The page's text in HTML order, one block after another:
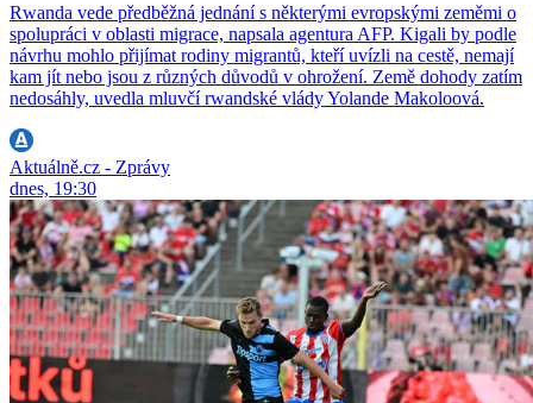
Rwanda vede předběžná jednání s některými evropskými zeměmi o
spolupráci v oblasti migrace, napsala agentura AFP. Kigali by podle
návrhu mohlo přijímat rodiny migrantů, kteří uvízli na cestě, nemají
kam jít nebo jsou z různých důvodů v ohrožení. Země dohody zatím
nedosáhly, uvedla mluvčí rwandské vlády Yolande Makoloová.
Aktuálně.cz - Zprávy
dnes, 19:30